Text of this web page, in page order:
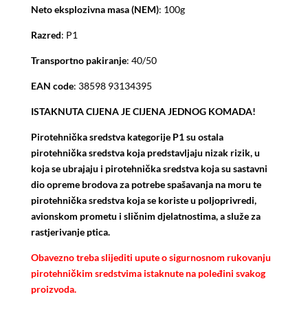
Neto eksplozivna masa (NEM): 100g
Razred: P1
Transportno pakiranje: 40/50
EAN code: 38598 93134395
ISTAKNUTA CIJENA JE CIJENA JEDNOG KOMADA!
Pirotehnička sredstva kategorije P1 su ostala
pirotehnička sredstva koja predstavljaju nizak rizik, u
koja se ubrajaju i pirotehnička sredstva koja su sastavni
dio opreme brodova za potrebe spašavanja na moru te
pirotehnička sredstva koja se koriste u poljoprivredi,
avionskom prometu i sličnim djelatnostima, a služe za
rastjerivanje ptica.
Obavezno treba slijediti upute o sigurnosnom rukovanju
pirotehničkim sredstvima istaknute na poleđini svakog
proizvoda.